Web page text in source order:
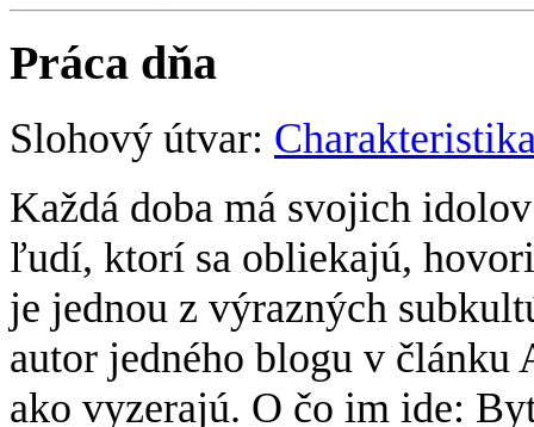
Práca dňa
Slohový útvar:
Každá doba má svojich
ľudí, ktorí sa obliekajú,
je jednou z výrazných
autor jedného blogu v článku
ako vyzerajú. O čo im ide: